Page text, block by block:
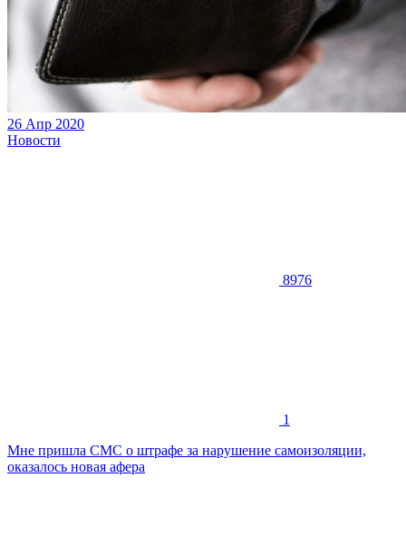
26 Апр 2020
Новости
8976
1
Мне пришла СМС о штрафе за нарушение самоизоляции,
оказалось новая афера